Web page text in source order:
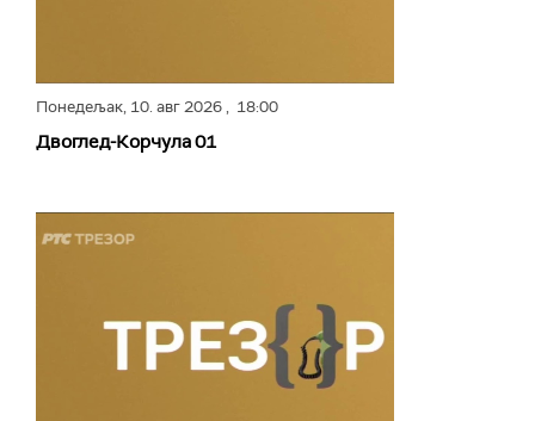
Понедељак, 10. авг 2026, 18:00
Двоглед-Корчула 01